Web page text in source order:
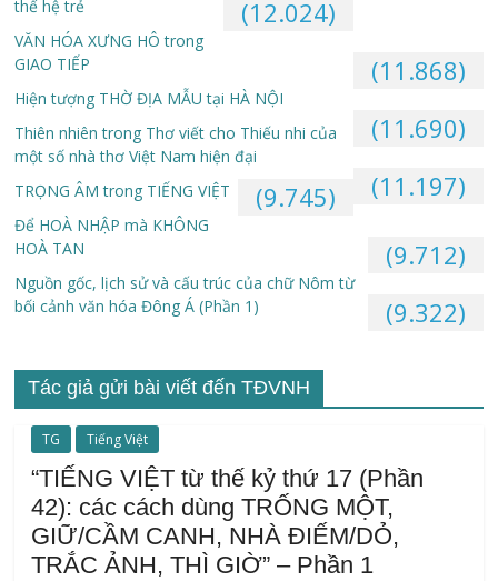
thế hệ trẻ
(12.024)
VĂN HÓA XƯNG HÔ trong
GIAO TIẾP
(11.868)
Hiện tượng THỜ ĐỊA MẪU tại HÀ NỘI
(11.690)
Thiên nhiên trong Thơ viết cho Thiếu nhi của
một số nhà thơ Việt Nam hiện đại
(11.197)
TRỌNG ÂM trong TIẾNG VIỆT (9.745)
Để HOÀ NHẬP mà KHÔNG
HOÀ TAN
(9.712)
Nguồn gốc, lịch sử và cấu trúc của chữ Nôm từ
bối cảnh văn hóa Đông Á (Phần 1)
(9.322)
Tác giả gửi bài viết đến TĐVNH
TG Tiếng Việt
“TIẾNG VIỆT từ thế kỷ thứ 17 (Phần
42): các cách dùng TRỐNG MỘT,
GIỮ/CẦM CANH, NHÀ ĐIẾM/DỎ,
TRẮC ẢNH, THÌ GIỜ” – Phần 1